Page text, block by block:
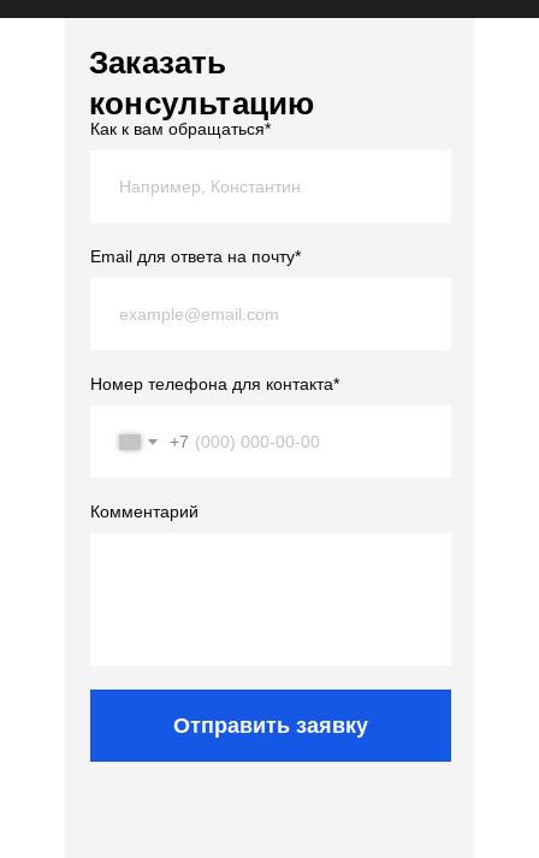
Заказать
консультацию
Как к вам обращаться*
Email для ответа на почту*
Номер телефона для контакта*
+7
Комментарий
Отправить заявку